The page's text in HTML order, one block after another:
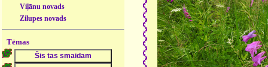
Viļānu novads
Zilupes novads
Tēmas